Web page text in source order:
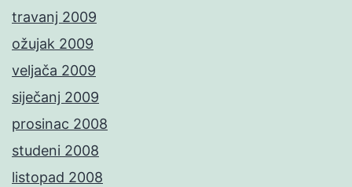
travanj 2009
ožujak 2009
veljača 2009
siječanj 2009
prosinac 2008
studeni 2008
listopad 2008